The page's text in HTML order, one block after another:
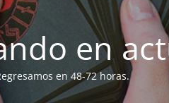
en
en 48-72 horas.